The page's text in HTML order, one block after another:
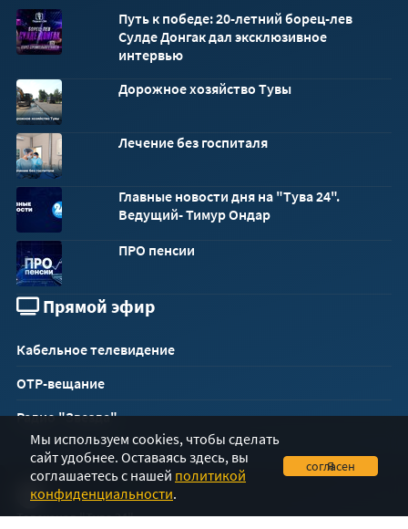
Путь к победе: 20-летний борец-лев
Сулде Донгак дал эксклюзивное
интервью
Дорожное хозяйство Тувы
Лечение без госпиталя
Главные новости дня на "Тува 24".
Ведущий- Тимур Ондар
ПРО пенсии
Прямой эфир
Кабельное телевидение
ОТР-вещание
Радио "Звезда"
Телеканал "Тува 24"
Мы используем cookies, чтобы сделать
сайт удобнее. Оставаясь здесь, вы
соглашаетесь с нашей политикой
конфиденциальности.
Я согласен